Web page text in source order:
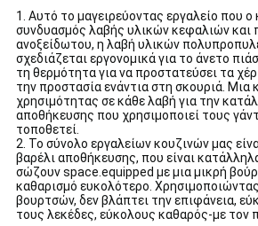
1. Αυτό το μαγειρεύοντας εργαλείο που ο
συνδυασμός λαβής υλικών κεφαλιών και
ανοξείδωτου, η λαβή υλικών
σχεδιάζεται εργονομικά για το άνετο
τη θερμότητα για να προστατεύσει τα
την προστασία ενάντια στη σκουριά.
χρησιμότητας σε κάθε λαβή για την
αποθήκευσης που χρησιμοποιεί τους
τοποθετεί.
2. Το σύνολο εργαλείων κουζινών μας
βαρέλι αποθήκευσης, που είναι
σώζουν space.equipped με μια μικρή
καθαρισμό ευκολότερο.
βουρτσών, δεν βλάπτει την επιφάνεια,
τους λεκέδες, εύκολους καθαρός-με τον